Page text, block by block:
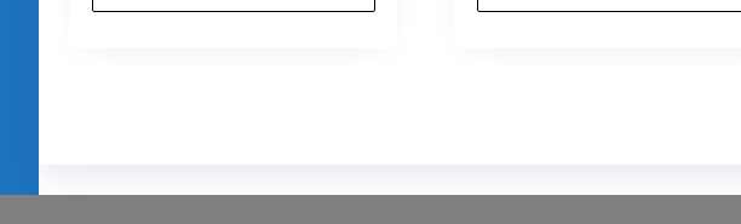
€139.00.€109.00.
€83.50.€65.00.